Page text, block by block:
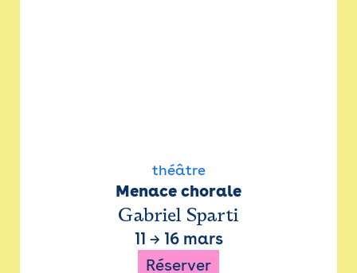
théâtre
Menace chorale
Gabriel Sparti
11 → 16 mars
Réserver